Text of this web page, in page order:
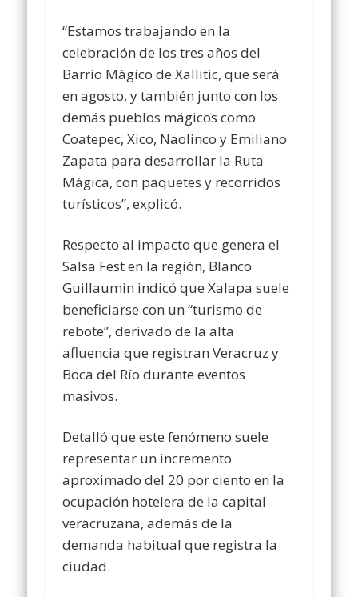
“Estamos trabajando en la
celebración de los tres años del
Barrio Mágico de Xallitic, que será
en agosto, y también junto con los
demás pueblos mágicos como
Coatepec, Xico, Naolinco y Emiliano
Zapata para desarrollar la Ruta
Mágica, con paquetes y recorridos
turísticos”, explicó.
Respecto al impacto que genera el
Salsa Fest en la región, Blanco
Guillaumin indicó que Xalapa suele
beneficiarse con un “turismo de
rebote”, derivado de la alta
afluencia que registran Veracruz y
Boca del Río durante eventos
masivos.
Detalló que este fenómeno suele
representar un incremento
aproximado del 20 por ciento en la
ocupación hotelera de la capital
veracruzana, además de la
demanda habitual que registra la
ciudad.